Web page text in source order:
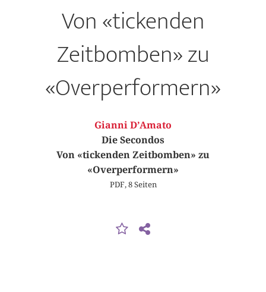
Von «tickenden
Zeitbomben» zu
«Overperformern»
Gianni D’Amato
Die Secondos
Von «tickenden Zeitbomben» zu
«Overperformern»
PDF, 8 Seiten